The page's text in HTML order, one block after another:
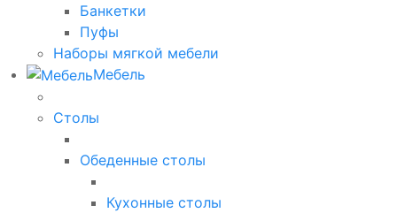
Банкетки
Пуфы
Наборы мягкой мебели
Мебель
Столы
Обеденные столы
Кухонные столы